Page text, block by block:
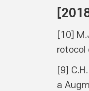
[10]
rotocol
[9]
a